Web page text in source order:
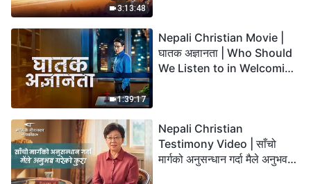
3:13:48
1:39:17
Nepali Christian Movie |
घातक अज्ञानता | Who Should
We Listen to in Welcoming
Nepali Christian
Testimony Video | साँचो
मार्गको अनुसन्धान गर्दा मैले अनुभव